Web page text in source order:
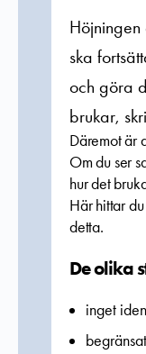
ska
och göra
brukar,
Däremot är
Om du ser
hur det
Här hittar
detta.
De olika
inget